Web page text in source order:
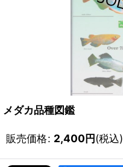
メダカ品種図鑑
販売価格: 2,400円(税込)